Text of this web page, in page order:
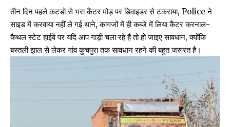
तीन दिन पहले कटडो से भरा कैंटर मोड़ पर डिवाइडर से टकराया, Police ने
साइड में करवाया नहीं ले गई थाने, कागजों में ही कब्जे में लिया कैंटर करनाल-
कैथल स्टेट हाईवे पर यदि आप गाड़ी चला रहे हैं तो हो जाइए सावधान, क्योंकि
बस्तली झाल से लेकर गांव कुचपुरा तक सावधान रहने की बहुत जरूरत है।